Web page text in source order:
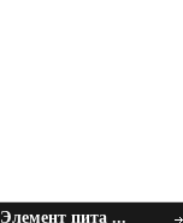
Элемент пита ...